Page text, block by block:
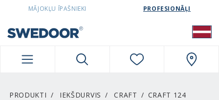
SWEDOORLATVIA NAVIGATION
MĀJOKĻU ĪPAŠNIEKI PROFESIONĀĻI
PRODUKTI IEKŠDURVIS CRAFT CRAFT 124